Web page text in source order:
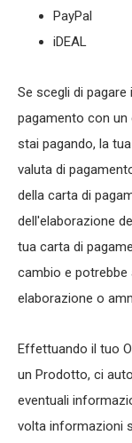
PayPal
iDEAL
Se scegli di
pagamento con un
stai pagando, la
valuta di
della carta di
dell'elaborazione
tua carta di
cambio e potrebbe
elaborazione o
Effettuando il tuo
un Prodotto, ci
eventuali
volta informazioni